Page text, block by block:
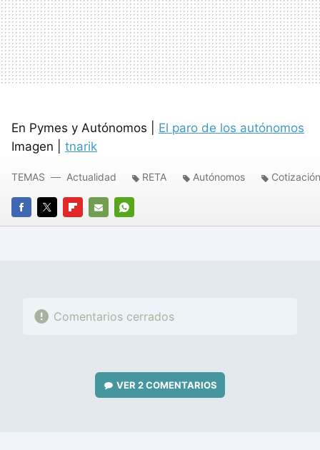
En Pymes y Autónomos | El paro de los autónomos
Imagen | tnarik
FACEBOOK
TWITTERFLIPBOARD
E-
WHATSAPP
TEMAS Actualidad RETA Autónomos Cotización
Comentarios cerrados
VER2 COMENTARIOS